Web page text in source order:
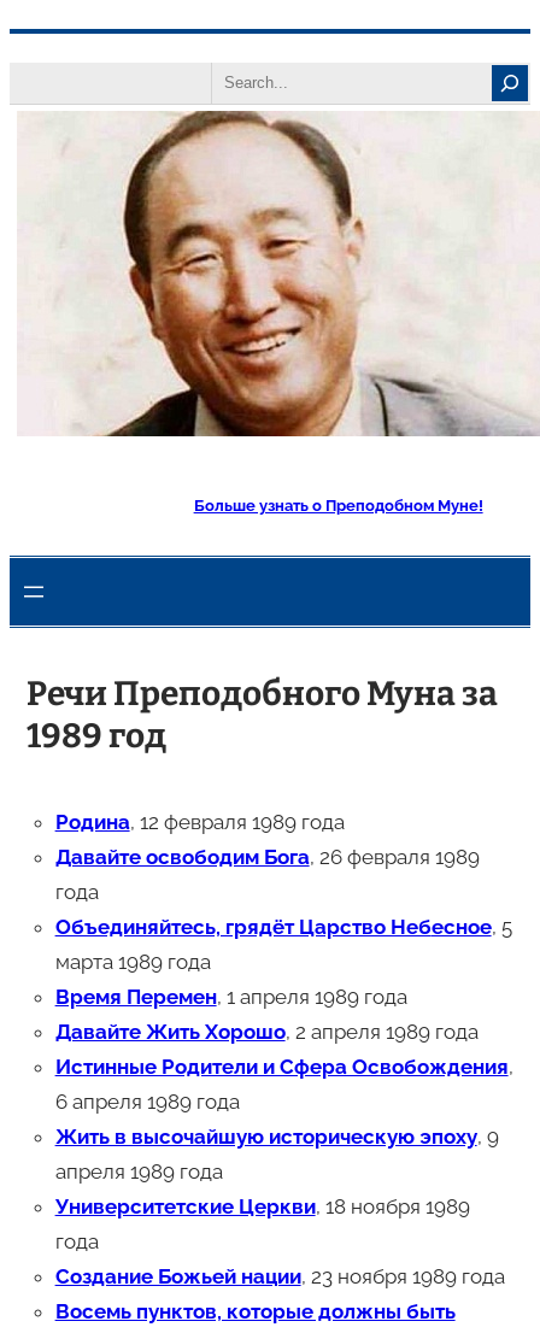
содержимому
Search
Больше узнать о Преподобном Муне!
Речи Преподобного Муна за
1989 год
Родина, 12 февраля 1989 года
Давайте освободим Бога, 26 февраля 1989
года
Объединяйтесь, грядёт Царство Небесное, 5
марта 1989 года
Время Перемен, 1 апреля 1989 года
Давайте Жить Хорошо, 2 апреля 1989 года
Истинные Родители и Сфера Освобождения,
6 апреля 1989 года
Жить в высочайшую историческую эпоху, 9
апреля 1989 года
Университетские Церкви, 18 ноября 1989
года
Создание Божьей нации, 23 ноября 1989 года
Восемь пунктов, которые должны быть